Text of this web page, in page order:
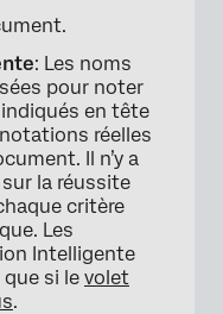
: Les noms
pour noter
en tête
réelles
Il n’y a
la réussite
critère
Les
Intelligente
si le volet
.